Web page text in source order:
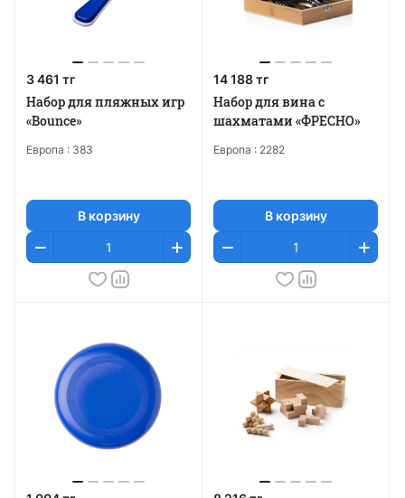
3 461 тг
Набор для пляжных игр
«Bounce»
Европа : 383
В корзину
14 188 тг
Набор для вина с
шахматами «ФРЕСНО»
Европа : 2282
В корзину